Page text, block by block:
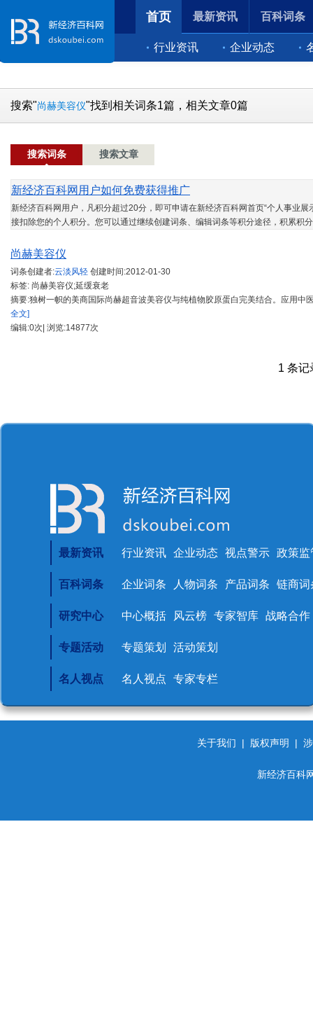
首页
行业资讯 企业动态
最新资讯 百科词条
搜索"尚赫美容仪"找到相关词条1篇，相关文章0篇
搜索词条 搜索文章
新经济百科网用户如何免费获得推广
新经济百科网用户，凡积分超过20分，即可申请在新经济百科网首页“个人事业
接扣除您的个人积分。您可以通过继续创建词条、编辑词条等积分途径，积累积
尚赫美容仪
词条创建者:云淡风轻 创建时间:2012-01-30
标签: 尚赫美容仪;延缓衰老
摘要:独树一帜的美商国际尚赫超音波美容仪与纯植物胶原蛋白完美结合。应用中
全文]
编辑:0次| 浏览:14877次
1 条记
最新资讯 行业资讯 企业动态 视点警示 政策监
百科词条 企业词条 人物词条 产品词条 链商词
研究中心 中心概括 风云榜 专家智库 战略合作
专题活动 专题策划 活动策划
名人视点 名人视点 专家专栏
关于我们 | 版权声明 |
新经济百科